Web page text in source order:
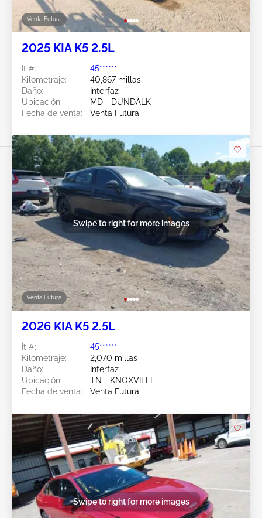
Venta Futura
2025 KIA K5 2.5L
Ít #:
45******
Kilometraje:
40,867 millas
Daño:
Interfaz
Ubicación:
MD - DUNDALK
Fecha de venta:
Venta Futura
Venta Futura
Swipe to right for more images
2026 KIA K5 2.5L
Ít #:
45******
Kilometraje:
2,070 millas
Daño:
Interfaz
Ubicación:
TN - KNOXVILLE
Fecha de venta:
Venta Futura
Swipe to right for more images